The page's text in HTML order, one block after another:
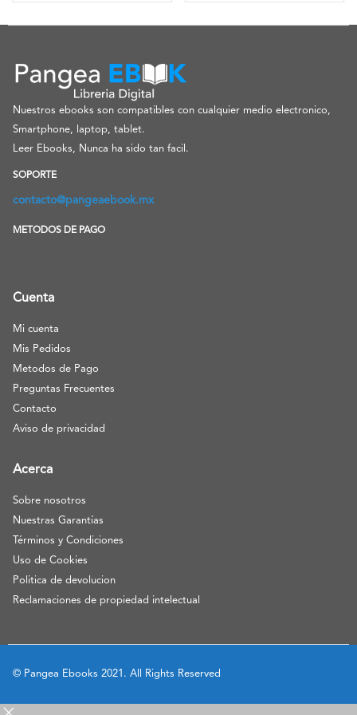
Nuestros ebooks son compatibles con cualquier medio electronico,
Smartphone, laptop, tablet.
Leer Ebooks, Nunca ha sido tan facil.
SOPORTE
contacto@pangeaebook.mx
METODOS DE PAGO
Cuenta
Mi cuenta
Mis Pedidos
Metodos de Pago
Preguntas Frecuentes
Contacto
Aviso de privacidad
Acerca
Sobre nosotros
Nuestras Garantías
Términos y Condiciones
Uso de Cookies
Politica de devolucion
Reclamaciones de propiedad intelectual
© Pangea Ebooks 2021. All Rights Reserved